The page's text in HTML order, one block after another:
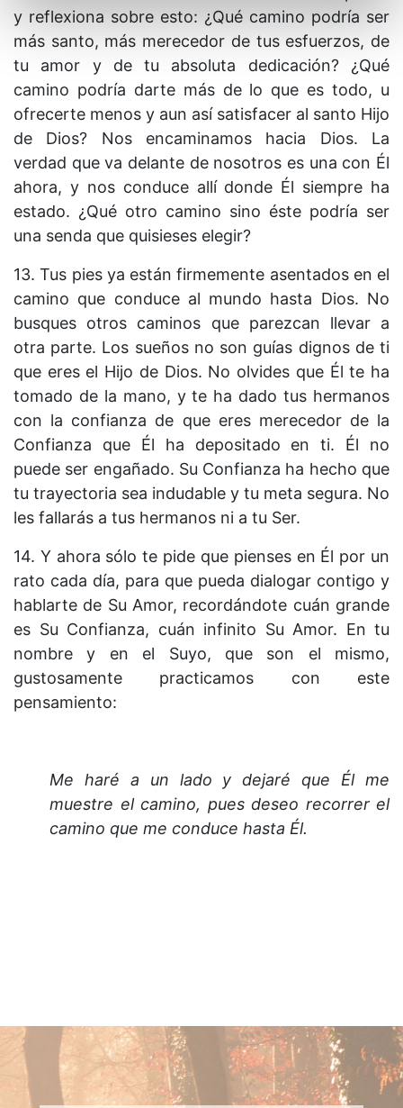
y reflexiona sobre esto: ¿Qué camino podría ser
más santo, más merecedor de tus esfuerzos, de
tu amor y de tu absoluta dedicación? ¿Qué
camino podría darte más de lo que es todo, u
ofrecerte menos y aun así satisfacer al santo Hijo
de Dios? Nos encaminamos hacia Dios. La
verdad que va delante de nosotros es una con Él
ahora, y nos conduce allí donde Él siempre ha
estado. ¿Qué otro camino sino éste podría ser
una senda que quisieses elegir?
13. Tus pies ya están firmemente asentados en el
camino que conduce al mundo hasta Dios. No
busques otros caminos que parezcan llevar a
otra parte. Los sueños no son guías dignos de ti
que eres el Hijo de Dios. No olvides que Él te ha
tomado de la mano, y te ha dado tus hermanos
con la confianza de que eres merecedor de la
Confianza que Él ha depositado en ti. Él no
puede ser engañado. Su Confianza ha hecho que
tu trayectoria sea indudable y tu meta segura. No
les fallarás a tus hermanos ni a tu Ser.
14. Y ahora sólo te pide que pienses en Él por un
rato cada día, para que pueda dialogar contigo y
hablarte de Su Amor, recordándote cuán grande
es Su Confianza, cuán infinito Su Amor. En tu
nombre y en el Suyo, que son el mismo,
gustosamente practicamos con este
pensamiento:
Me haré a un lado y dejaré que Él me
muestre el camino, pues deseo recorrer el
camino que me conduce hasta Él.